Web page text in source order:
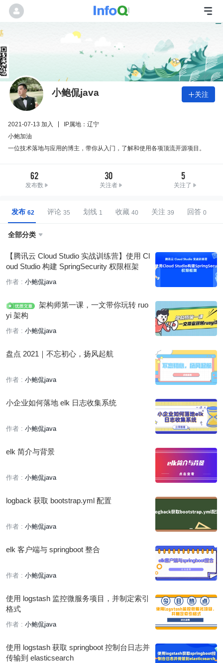
小鲍侃java 关注
2021-07-13 加入
IP属地：辽宁
小鲍加油
一位技术落地与应用的博主，带你从入门，了解和使用各项顶流开源项目。
62
发布数
30
关注者
5
关注了
发布 评论 划线 收藏 关注 回答
全部分类 
【腾讯云 Cloud Studio 实战训练营】使用 Cl
oud Studio 构建 SpringSecurity 权限框架
作者 : 小鲍侃java
架构师第一课，一文带你玩转 ruo
yi 架构
作者 : 小鲍侃java
盘点 2021｜不忘初心，扬风起航
作者 : 小鲍侃java
小企业如何落地 elk 日志收集系统
作者 : 小鲍侃java
elk 简介与背景
作者 : 小鲍侃java
logback 获取 bootstrap.yml 配置
作者 : 小鲍侃java
elk 客户端与 springboot 整合
作者 : 小鲍侃java
使用 logstash 监控微服务项目，并制定索引
格式
作者 : 小鲍侃java
使用 logstash 获取 springboot 控制台日志并
传输到 elasticsearch